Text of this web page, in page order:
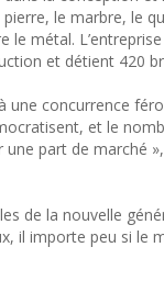
le marbre, le
le métal.
et détient 420
une concurrence
et le
part de marché
de la nouvelle
il importe peu si le